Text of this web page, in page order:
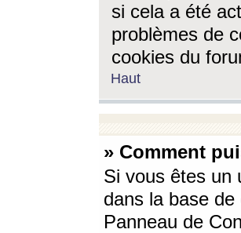
si cela a été
problèmes de
cookies du
Haut
» Comment
Si vous êtes un
dans la base
Panneau de